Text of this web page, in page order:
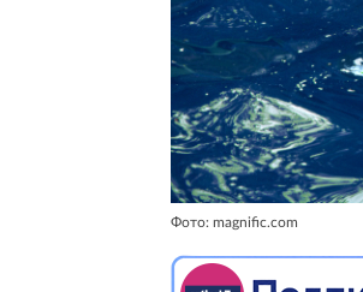
Фото: magnific.com